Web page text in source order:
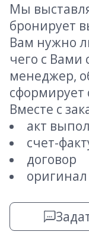
Мы
бронирует
Вам нужно
чего с Вами
менеджер,
сформирует
Вместе с
акт
счет-
договор
оригинал